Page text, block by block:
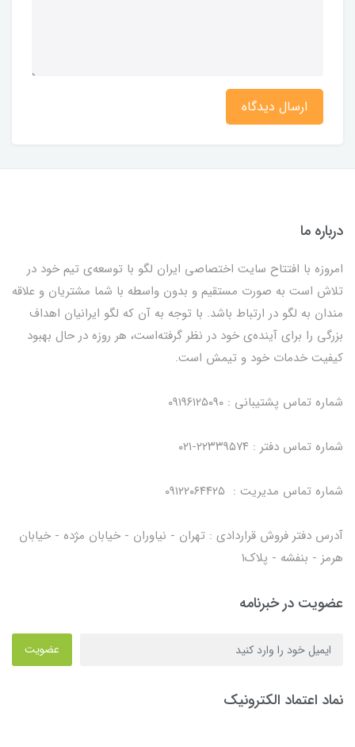
ارسال دیدگاه
درباره ما
امروزه با افتتاح سایت اختصاصی ایران لگو با توسعه‌ی تیم خود در
تلاش است به صورت مستقیم و بدون واسطه با شما مشتریان و علاقه
مندان به لگو در ارتباط باشد. با توجه به آن که لگو ایرانیان اهداف
بزرگی را برای آینده‌ی خود در نظر گرفته‌است، هر روزه در حال بهبود
کیفیت خدمات خود و تیمش است.
شماره تماس پشتیبانی : ۰۹۱۹۶۱۲۵۰۹۰
شماره تماس دفتر : ۲۲۳۳۹۵۷۴-۰۲۱
شماره تماس مدیریت : ۰۹۱۲۲۰۶۴۴۲۵
آدرس دفتر فروش قراردادی : تهران - نیاوران - خیابان مژده - خیابان
هرمز - بنفشه - پلاک۱
عضویت در خبرنامه
عضویت
نماد اعتماد الکترونیک